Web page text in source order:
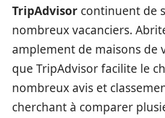
TripAdvisor continuent de
nombreux vacanciers.
amplement de maisons de
que TripAdvisor facilite le
nombreux avis et
cherchant à comparer